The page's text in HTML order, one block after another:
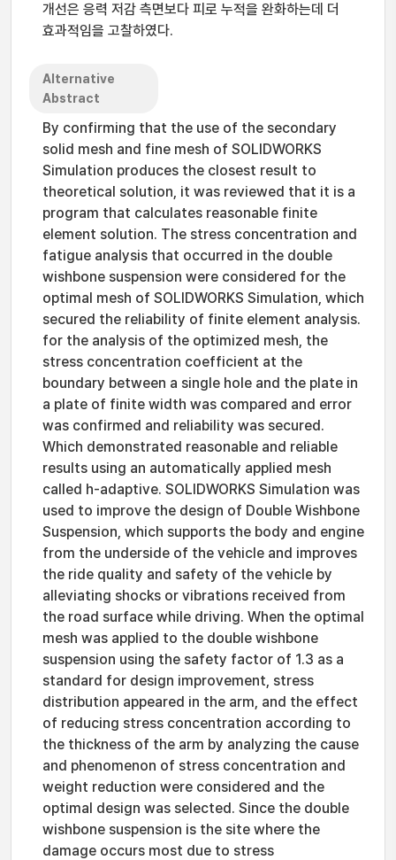
개선은 응력 저감 측면보다 피로 누적을 완화하는데 더
효과적임을 고찰하였다.
Alternative
Abstract
By confirming that the use of the secondary
solid mesh and fine mesh of SOLIDWORKS
Simulation produces the closest result to
theoretical solution, it was reviewed that it is a
program that calculates reasonable finite
element solution. The stress concentration and
fatigue analysis that occurred in the double
wishbone suspension were considered for the
optimal mesh of SOLIDWORKS Simulation, which
secured the reliability of finite element analysis.
for the analysis of the optimized mesh, the
stress concentration coefficient at the
boundary between a single hole and the plate in
a plate of finite width was compared and error
was confirmed and reliability was secured.
Which demonstrated reasonable and reliable
results using an automatically applied mesh
called h-adaptive. SOLIDWORKS Simulation was
used to improve the design of Double Wishbone
Suspension, which supports the body and engine
from the underside of the vehicle and improves
the ride quality and safety of the vehicle by
alleviating shocks or vibrations received from
the road surface while driving. When the optimal
mesh was applied to the double wishbone
suspension using the safety factor of 1.3 as a
standard for design improvement, stress
distribution appeared in the arm, and the effect
of reducing stress concentration according to
the thickness of the arm by analyzing the cause
and phenomenon of stress concentration and
weight reduction were considered and the
optimal design was selected. Since the double
wishbone suspension is the site where the
damage occurs most due to stress